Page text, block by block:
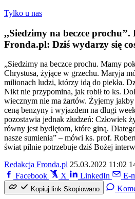
Tylko u nas
,,Siedzimy na beczce
Fronda.pl: Dziś wydarzy się
„Siedzimy na beczce prochu. Mamy
Chrystusa, żyjące w grzechu. Maryja
milionach ludzi, którzy idą do piekła.
Nikt nie przypomina, jak robił to ks.
wiecznym nie ma żartów. Żyjemy jakby
ceną benzyny i wyjazdem na długi
pozostawia jednak złudzeń: Człowiek
równy jest bydlętom, które giną.
nasze sumienia” – mówi ks. prof.
świat pilnie potrzebuje dziś Bożej
Redakcja Fronda.pl 25.03.2022 11:02
Facebook
X LinkedIn E-
Kopiuj link Skopiowano